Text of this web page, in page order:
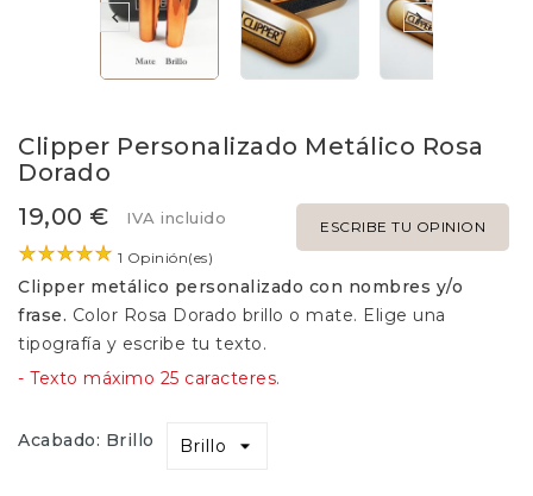
 
Clipper Personalizado Metálico Rosa
Dorado
19,00 €
ESCRIBE TU OPINION
IVA incluido
1 Opinión(es)
Clipper metálico personalizado con nombres y/o
frase. Color Rosa Dorado brillo o mate. Elige una
tipografía y escribe tu texto.
- Texto máximo 25 caracteres.
Acabado: Brillo